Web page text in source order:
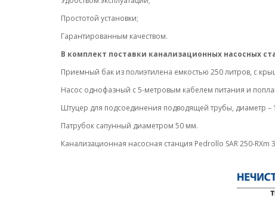
Простотой установки;
Гарантированным качеством.
В комплект поставки канализационных насосных
Приемный бак из полиэтилена емкостью 250 литров, с
Насос однофазный с 5-метровым кабелем питания и
Штуцер для подсоединения подводящей трубы, диаметр –
Патрубок сапунный диаметром 50 мм.
Канализационная насосная станция Pedrollo SAR 250-RXm